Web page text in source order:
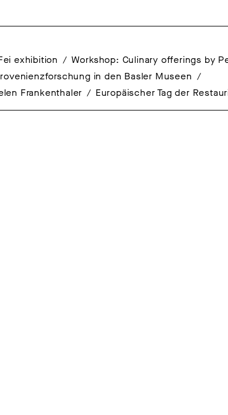
exhibition
Workshop: Culinary offerings by
in den Basler Museen
Frankenthaler
Europäischer Tag der